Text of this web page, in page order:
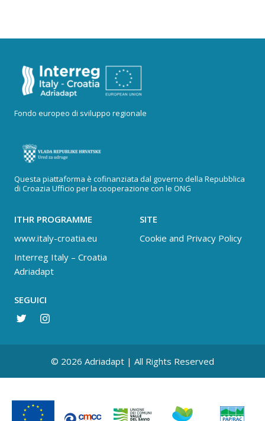
Fondo europeo di sviluppo regionale
Questa piattaforma è cofinanziata dal governo della Repubblica
di Croazia Ufficio per la cooperazione con le ONG
ITHR PROGRAMME
www.italy-croatia.eu
Interreg Italy – Croatia
Adriadapt
SITE
Cookie and Privacy Policy
SEGUICI
© 2026 Adriadapt | All Rights Reserved